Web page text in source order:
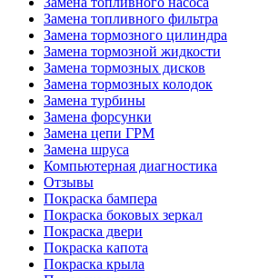
Замена топливного фильтра
Замена тормозного цилиндра
Замена тормозной жидкости
Замена тормозных дисков
Замена тормозных колодок
Замена турбины
Замена форсунки
Замена цепи ГРМ
Замена шруса
Компьютерная диагностика
Отзывы
Покраска бампера
Покраска боковых зеркал
Покраска двери
Покраска капота
Покраска крыла